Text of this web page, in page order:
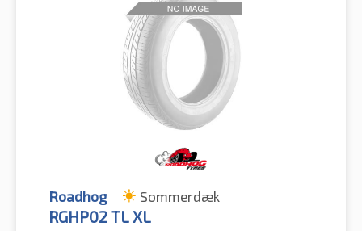
Roadhog Sommerdæk
RGHP02 TL XL